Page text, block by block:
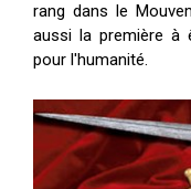
rang dans le
aussi la première à
pour l'humanité.